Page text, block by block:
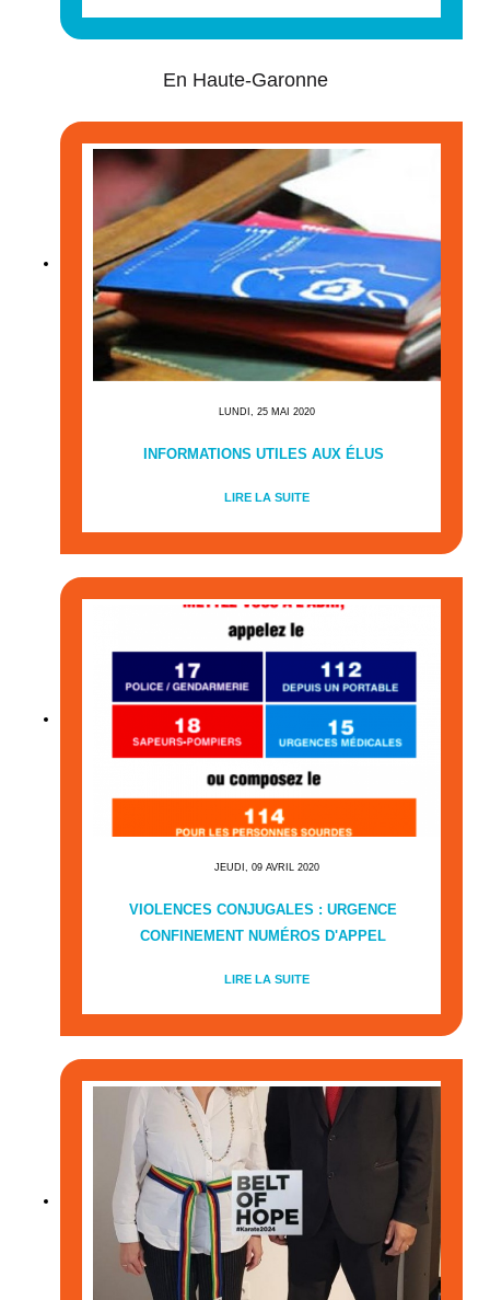
En Haute-Garonne
LUNDI, 25 MAI 2020
INFORMATIONS UTILES AUX ÉLUS
LIRE LA SUITE
JEUDI, 09 AVRIL 2020
VIOLENCES CONJUGALES : URGENCE
CONFINEMENT NUMÉROS D'APPEL
LIRE LA SUITE